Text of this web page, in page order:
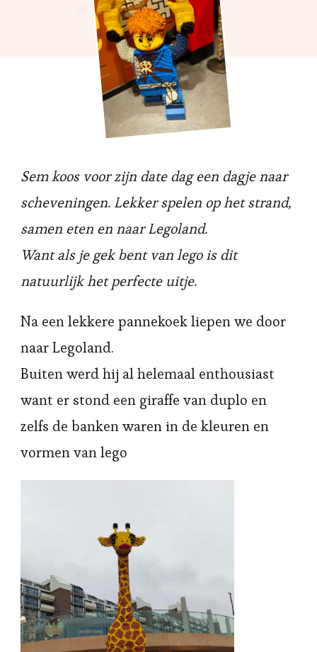
Sem koos voor zijn date dag een dagje naar
scheveningen. Lekker spelen op het strand,
samen eten en naar Legoland.
Want als je gek bent van lego is dit
natuurlijk het perfecte uitje.
Na een lekkere pannekoek liepen we door
naar Legoland.
Buiten werd hij al helemaal enthousiast
want er stond een giraffe van duplo en
zelfs de banken waren in de kleuren en
vormen van lego